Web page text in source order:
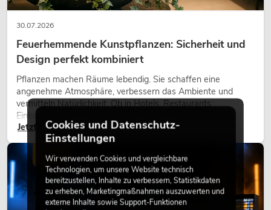
30.07.2026
Feuerhemmende Kunstpflanzen: Sicherheit und
Design perfekt kombiniert
Pflanzen machen Räume lebendig. Sie schaffen eine
angenehme Atmosphäre, verbessern das Ambiente und
vermitteln Natürlichkeit. Ob in Hotels, Restaurants,
Einkaufszentren, Bürogebäuden oder auf Messeständen:
eine hochwertige Begrünung gehört heute längst zum
modernen Raumkonzept.
Jetzt lesen
LICHT
Cookies und Datenschutz-
Einstellungen
Wir verwenden Cookies und vergleichbare
Technologien, um unsere Website technisch
bereitzustellen, Inhalte zu verbessern, Statistikdaten
zu erheben, Marketingmaßnahmen auszuwerten und
externe Inhalte sowie Support-Funktionen